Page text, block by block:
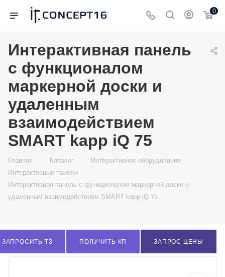
0
Интерактивная панель
с функционалом
маркерной доски и
удаленным
взаимодействием
SMART kapp iQ 75
Главная — Каталог — Интерактивное оборудование —
Интерактивные панели —
Интерактивная панель с функционалом маркерной доски и
удаленным взаимодействием SMART kapp iQ 75
ЗАПРОСИТЬ ТЗ ПОЛУЧИТЬ КП ЗАПРОС ЦЕНЫ